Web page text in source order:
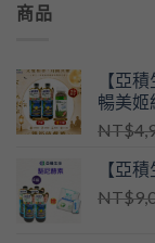
商品
【亞
暢美姬
NT$
【亞
NT$